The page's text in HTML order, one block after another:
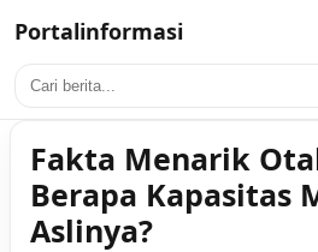
Portalinformasi
Fakta Menarik
Berapa Kapasitas
Aslinya?